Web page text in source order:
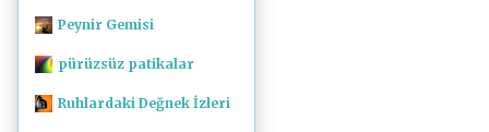
Peynir Gemisi
pürüzsüz patikalar
Ruhlardaki Değnek İzleri